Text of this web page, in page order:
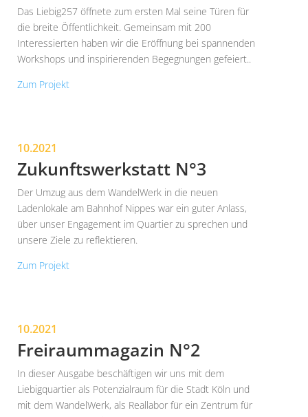
Das Liebig257 öffnete zum ersten Mal seine Türen für
die breite Öffentlichkeit. Gemeinsam mit 200
Interessierten haben wir die Eröffnung bei spannenden
Workshops und inspirierenden Begegnungen gefeiert..
Zum Projekt
10.2021
Zukunftswerkstatt N°3
Der Umzug aus dem WandelWerk in die neuen
Ladenlokale am Bahnhof Nippes war ein guter Anlass,
über unser Engagement im Quartier zu sprechen und
unsere Ziele zu reflektieren.
Zum Projekt
10.2021
Freiraummagazin N°2
In dieser Ausgabe beschäftigen wir uns mit dem
Liebigquartier als Potenzialraum für die Stadt Köln und
mit dem WandelWerk, als Reallabor für ein Zentrum für